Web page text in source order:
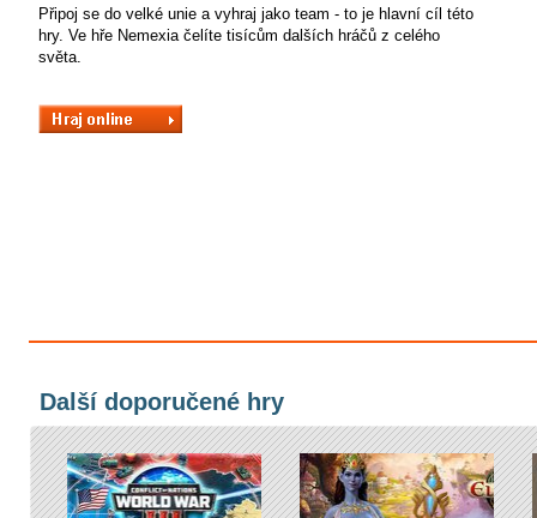
Připoj se do velké unie a vyhraj jako team - to je hlavní cíl této
hry. Ve hře Nemexia čelíte tisícům dalších hráčů z celého
světa.
Další doporučené hry